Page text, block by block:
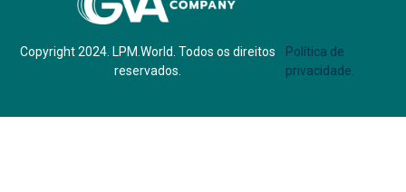
Copyright 2024. LPM.World. Todos os direitos
reservados.
Política de
privacidade.